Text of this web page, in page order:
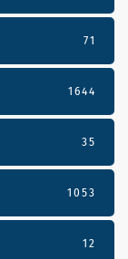
71
1644
35
1053
12